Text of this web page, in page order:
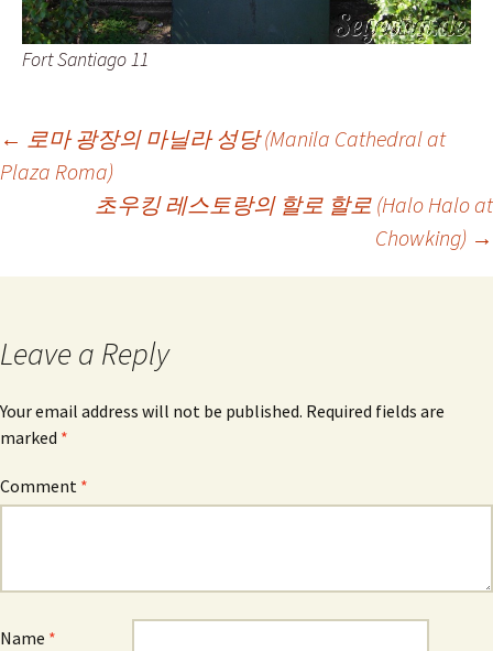
Fort Santiago 11
Post
navigation
← 로마 광장의 마닐라 성당 (Manila Cathedral at
Plaza Roma)
초우킹 레스토랑의 할로 할로 (Halo Halo at
Chowking) →
Leave a Reply
Your email address will not be published. Required fields are
marked *
Comment *
Name *